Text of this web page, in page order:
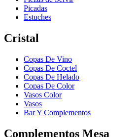
Picadas
Estuches
Cristal
Copas De Vino
Copas De Coctel
Copas De Helado
Copas De Color
Vasos Color
Vasos
Bar Y Complementos
Complementos Mesa